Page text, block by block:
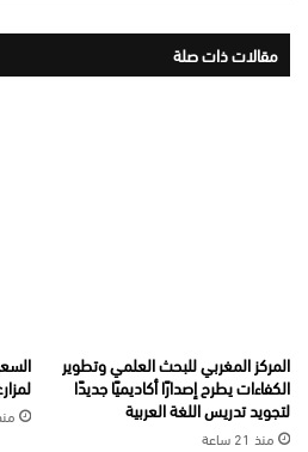
مقالات ذات صلة
المركز المغربي للبحث العلمي وتطوير
الكفاءات يطرح إصدارًا أكاديميًا جديدًا
لتجويد تدريس اللغة العربية
منذ 21 ساعة